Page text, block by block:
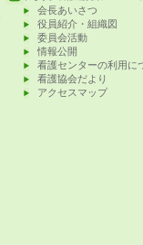
会長あいさつ
役員紹介・組織図
委員会活動
情報公開
看護センターの利用に
看護協会だより
アクセスマップ